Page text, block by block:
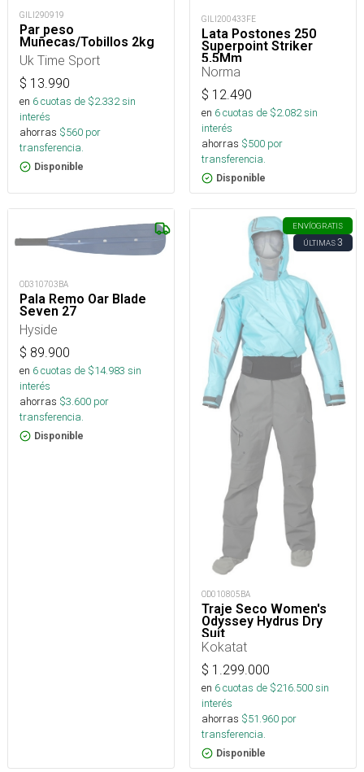
GILI290919
Par peso
Muñecas/Tobillos 2kg
Uk Time Sport
$ 13.990
en 6cuotas de $2.332sin
interés
ahorras $560 por
transferencia.
Disponible
GILI200433FE
Lata Postones 250
Superpoint Striker
5,5Mm
Norma
$ 12.490
en 6cuotas de $2.082sin
interés
ahorras $500 por
transferencia.
Disponible
OD310703BA
Pala Remo Oar Blade
Seven 27
Hyside
$ 89.900
en 6cuotas de $14.983 sin
interés
ahorras $3.600 por
transferencia.
Disponible
ENVÍOGRATIS
ÚLTIMAS3
OD010805BA
Traje Seco Women's
Odyssey Hydrus Dry
Suit
Kokatat
$ 1.299.000
en 6cuotas de $216.500sin
interés
ahorras $51.960 por
transferencia.
Disponible